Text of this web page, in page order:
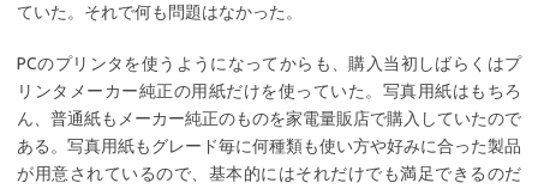
ていた。それで何も問題はなかった。
PCのプリンタを使うようになってからも、購入当初しばらくはプ
リンタメーカー純正の用紙だけを使っていた。写真用紙はもちろ
ん、普通紙もメーカー純正のものを家電量販店で購入していたので
ある。写真用紙もグレード毎に何種類も使い方や好みに合った製品
が用意されているので、基本的にはそれだけでも満足できるのだ